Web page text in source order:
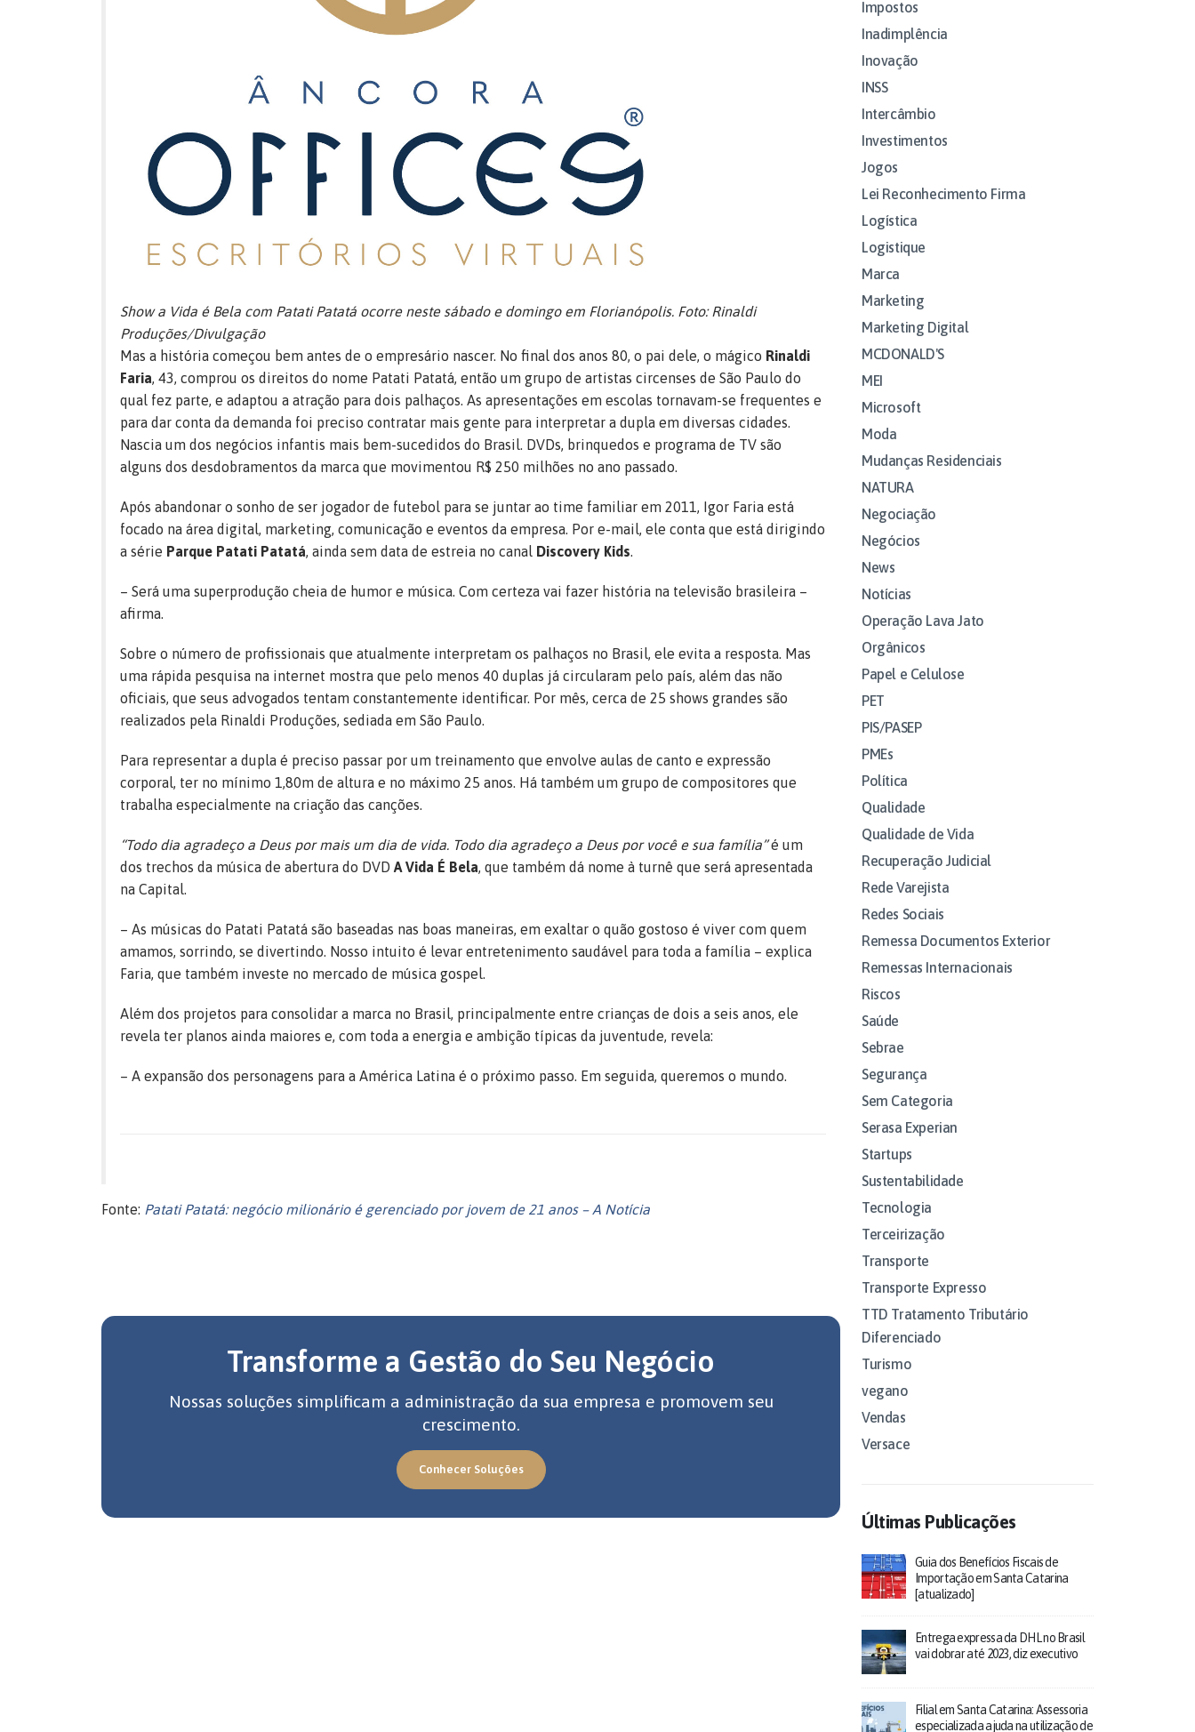
Show a Vida é Bela com Patati Patatá ocorre neste sábado e domingo em Florianópolis. Foto: Rinaldi
Produções/Divulgação
​Mas a história começou bem antes de o empresário nascer. No final dos anos 80, o pai dele, o mágico Rinaldi
Faria, 43, comprou os direitos do nome Patati Patatá, então um grupo de artistas circenses de São Paulo do
qual fez parte, e adaptou a atração para dois palhaços. As apresentações em escolas tornavam-se frequentes e
para dar conta da demanda foi preciso contratar mais gente para interpretar a dupla em diversas cidades.
Nascia um dos negócios infantis mais bem-sucedidos do Brasil. DVDs, brinquedos e programa de TV são
alguns dos desdobramentos da marca que movimentou R$ 250 milhões no ano passado.
Após abandonar o sonho de ser jogador de futebol para se juntar ao time familiar em 2011, Igor Faria está
focado na área digital, marketing, comunicação e eventos da empresa. Por e-mail, ele conta que está dirigindo
a série Parque Patati Patatá, ainda sem data de estreia no canal Discovery Kids.
– Será uma superprodução cheia de humor e música. Com certeza vai fazer história na televisão brasileira –
afirma.
Sobre o número de profissionais que atualmente interpretam os palhaços no Brasil, ele evita a resposta. Mas
uma rápida pesquisa na internet mostra que pelo menos 40 duplas já circularam pelo país, além das não
oficiais, que seus advogados tentam constantemente identificar. Por mês, cerca de 25 shows grandes são
realizados pela Rinaldi Produções, sediada em São Paulo.
Para representar a dupla é preciso passar por um treinamento que envolve aulas de canto e expressão
corporal, ter no mínimo 1,80m de altura e no máximo 25 anos. Há também um grupo de compositores que
trabalha especialmente na criação das canções.
“Todo dia agradeço a Deus por mais um dia de vida. Todo dia agradeço a Deus por você e sua família”é um
dos trechos da música de abertura do DVD A Vida É Bela, que também dá nome à turnê que será apresentada
na Capital.
– As músicas do Patati Patatá são baseadas nas boas maneiras, em exaltar o quão gostoso é viver com quem
amamos, sorrindo, se divertindo. Nosso intuito é levar entretenimento saudável para toda a família – explica
Faria, que também investe no mercado de música gospel.
Além dos projetos para consolidar a marca no Brasil, principalmente entre crianças de dois a seis anos, ele
revela ter planos ainda maiores e, com toda a energia e ambição típicas da juventude, revela:
– A expansão dos personagens para a América Latina é o próximo passo. Em seguida, queremos o mundo.
Fonte: Patati Patatá: negócio milionário é gerenciado por jovem de 21 anos – A Notícia
Transforme a Gestão do Seu Negócio
Nossas soluções simplificam a administração da sua empresa e promovem seu
crescimento.
Conhecer Soluções
Impostos
Inadimplência
Inovação
INSS
Intercâmbio
Investimentos
Jogos
Lei Reconhecimento Firma
Logística
Logistique
Marca
Marketing
Marketing Digital
MCDONALD'S
MEI
Microsoft
Moda
Mudanças Residenciais
NATURA
Negociação
Negócios
News
Notícias
Operação Lava Jato
Orgânicos
Papel e Celulose
PET
PIS/PASEP
PMEs
Política
Qualidade
Qualidade de Vida
Recuperação Judicial
Rede Varejista
Redes Sociais
Remessa Documentos Exterior
Remessas Internacionais
Riscos
Saúde
Sebrae
Segurança
Sem Categoria
Serasa Experian
Startups
Sustentabilidade
Tecnologia
Terceirização
Transporte
Transporte Expresso
TTD Tratamento Tributário
Diferenciado
Turismo
vegano
Vendas
Versace
Últimas Publicações
Guia dos Benefícios Fiscais de
Importação em Santa Catarina
[atualizado]
Entrega expressa da DHL no Brasil
vai dobrar até 2023, diz executivo
Filial em Santa Catarina: Assessoria
especializada ajuda na utilização de